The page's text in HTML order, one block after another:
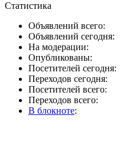
Статистика
Объявлений всего:
Объявлений сегодня:
На модерации:
Опубликованы:
Посетителей сегодня:
Переходов сегодня:
Посетителей всего:
Переходов всего:
В блокноте: